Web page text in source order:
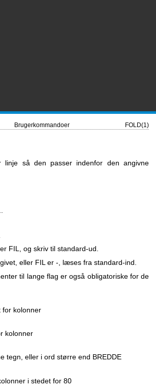
Brugerkommandoer FOLD(1)
linje så den passer indenfor den angivne
FIL, og skriv til standard-ud.
eller FIL er -, læses fra standard-ind.
til lange flag er også obligatoriske for de
kolonner
kolonner
tegn, eller i ord større end BREDDE
i stedet for 80